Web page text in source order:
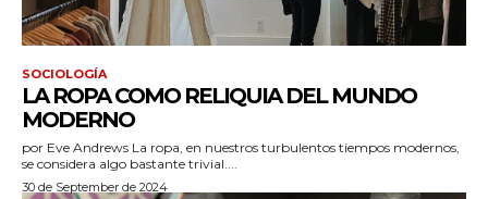
SOCIOLOGÍA
LA ROPA COMO RELIQUIA DEL MUNDO
MODERNO
por Eve Andrews La ropa, en nuestros turbulentos tiempos modernos,
se considera algo bastante trivial....
30 de September de 2024